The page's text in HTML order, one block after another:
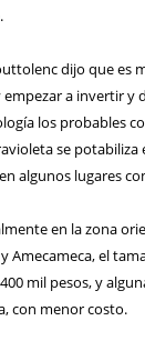
dijo que
a invertir
los probables
se
algunos lugares
en la zona
Amecameca, el
mil pesos, y
con menor costo.